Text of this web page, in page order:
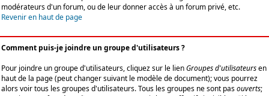
modérateurs d'un forum, ou de leur donner accès à un forum privé, etc.
Revenir en haut de page
Comment puis-je joindre un groupe d'utilisateurs ?
Pour joindre un groupe d'utilisateurs, cliquez sur le lienGroupes d'utilisateursen
haut de la page (peut changer suivant le modèle de document); vous pourrez
alors voir tous les groupes d'utilisateurs. Tous les groupes ne sont pasouverts;